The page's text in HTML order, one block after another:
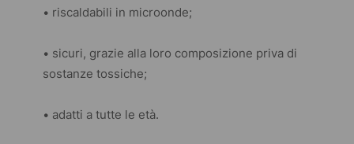
• riscaldabili in microonde;
• sicuri, grazie alla loro composizione priva di
sostanze tossiche;
• adatti a tutte le età.